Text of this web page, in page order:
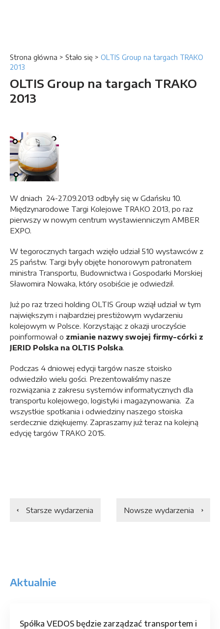
Strona główna > Stało się > OLTIS Group na targach TRAKO
2013
OLTIS Group na targach TRAKO
2013
W dniach 24-27.09.2013 odbyły się w Gdańsku 10.
Międzynarodowe Targi Kolejowe TRAKO 2013, po raz
pierwszy w nowym centrum wystawienniczym AMBER
EXPO.
W tegorocznych targach wzięło udział 510 wystawców z
25 państw. Targi były objęte honorowym patronatem
ministra Transportu, Budownictwa i Gospodarki Morskiej
Sławomira Nowaka, który osobiście je odwiedził.
Już po raz trzeci holding OLTIS Group wziął udział w tym
największym i najbardziej prestiżowym wydarzeniu
kolejowym w Polsce. Korzystając z okazji uroczyście
poinformował o zmianie nazwy swojej firmy-córki z
JERID Polska na OLTIS Polska.
Podczas 4 dniowej edycji targów nasze stoisko
odwiedziło wielu gości. Prezentowaliśmy nasze
rozwiązania z zakresu systemów informatycznych dla
transportu kolejowego, logistyki i magazynowania. Za
wszystkie spotkania i odwiedziny naszego stoiska
serdecznie dziękujemy. Zapraszamy już teraz na kolejną
edycję targów TRAKO 2015.
Starsze wydarzenia Nowsze wydarzenia
Aktualnie
Spółka VEDOS będzie zarządzać transportem i